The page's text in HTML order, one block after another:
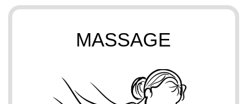
MASSAGE